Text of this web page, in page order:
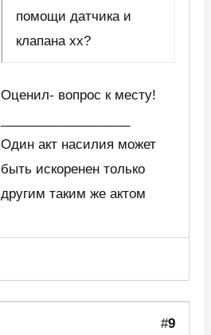
помощи датчика и
клапана хх?
Оценил- вопрос к месту!
Один акт насилия может
быть искоренен только
другим таким же актом
#9